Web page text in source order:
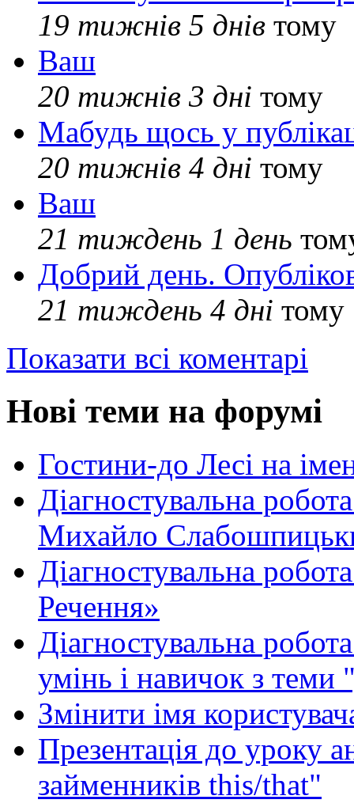
19 тижнів 5 днів тому
Ваш
20 тижнів 3 дні тому
Мабудь щось у
20 тижнів 4 дні тому
Ваш
21 тиждень 1 день
Добрий день.
21 тиждень 4 дні тому
Показати всі коментарі
Нові теми на форумі
Гостини-до Лесі на
Діагностувальна
Михайло
Діагностувальна
Речення»
Діагностувальна
умінь і навичок з теми
Змінити імя
Презентація до уроку
займенників this/that"